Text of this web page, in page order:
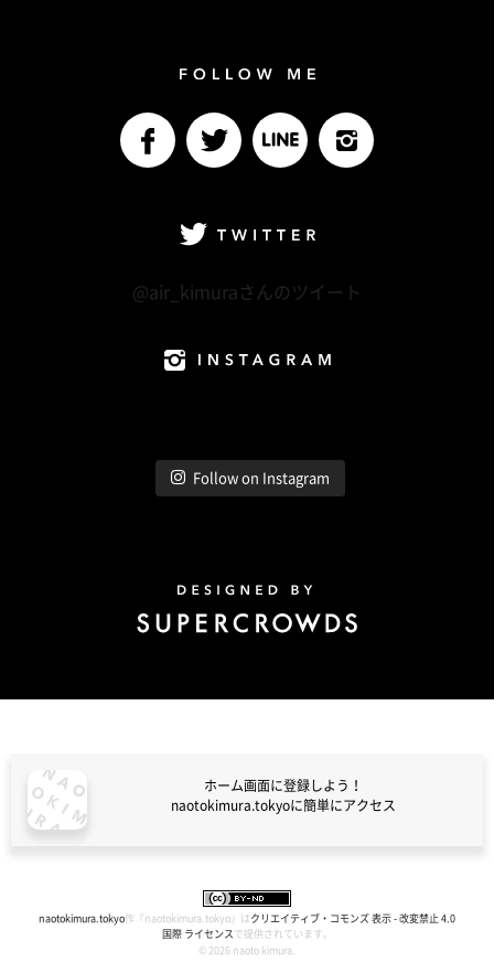
@air_kimuraさんのツイート
Follow on Instagram
ホーム画面に登録しよう！
naotokimura.tokyoに簡単にアクセス
naotokimura.tokyo作『 naotokimura.tokyo 』は クリエイティブ・コモンズ 表示 - 改変禁止 4.0
国際 ライセンス で提供されています。
© 2026 naoto kimura.